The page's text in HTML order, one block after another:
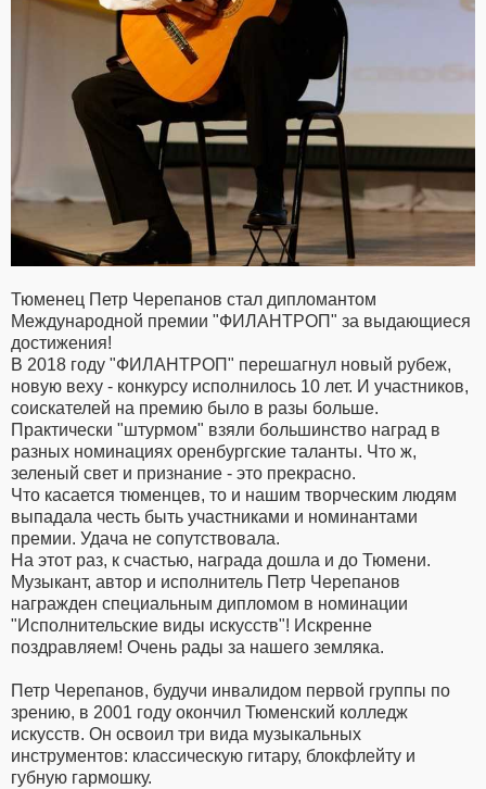
Тюменец Петр Черепанов стал дипломантом
Международной премии "ФИЛАНТРОП" за выдающиеся
достижения!
В 2018 году "ФИЛАНТРОП" перешагнул новый рубеж,
новую веху - конкурсу исполнилось 10 лет. И участников,
соискателей на премию было в разы больше.
Практически "штурмом" взяли большинство наград в
разных номинациях оренбургские таланты. Что ж,
зеленый свет и признание - это прекрасно.
Что касается тюменцев, то и нашим творческим людям
выпадала честь быть участниками и номинантами
премии. Удача не сопутствовала.
На этот раз, к счастью, награда дошла и до Тюмени.
Музыкант, автор и исполнитель Петр Черепанов
награжден специальным дипломом в номинации
"Исполнительские виды искусств"! Искренне
поздравляем! Очень рады за нашего земляка.
Петр Черепанов, будучи инвалидом первой группы по
зрению, в 2001 году окончил Тюменский колледж
искусств. Он освоил три вида музыкальных
инструментов: классическую гитару, блокфлейту и
губную гармошку.